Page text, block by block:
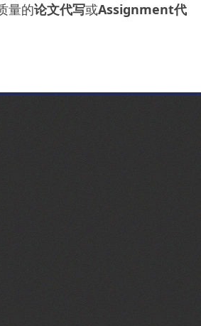
量的论文代写或Assignment代